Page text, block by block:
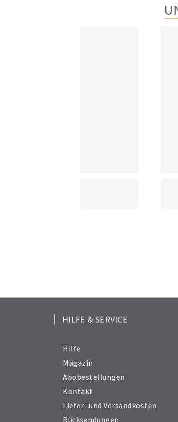
HILFE & SERVICE
Hilfe
Magazin
Abobestellungen
Kontakt
Liefer- und Versandkosten
Rücksendungen